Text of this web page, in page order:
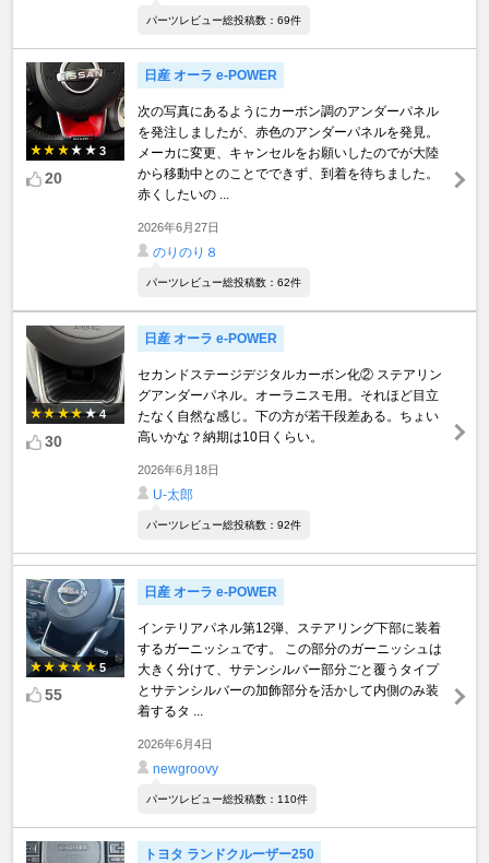
パーツレビュー総投稿数：69件
3
20
日産 オーラ e-POWER
次の写真にあるようにカーボン調のアンダーパネル
を発注しましたが、赤色のアンダーパネルを発見。
メーカに変更、キャンセルをお願いしたのでが大陸
から移動中とのことでできず、到着を待ちました。
赤くしたいの ...
2026年6月27日
のりのり８
パーツレビュー総投稿数：62件
4
30
日産 オーラ e-POWER
セカンドステージデジタルカーボン化② ステアリン
グアンダーパネル。オーラニスモ用。それほど目立
たなく自然な感じ。下の方が若干段差ある。ちょい
高いかな？納期は10日くらい。
2026年6月18日
U-太郎
パーツレビュー総投稿数：92件
5
55
日産 オーラ e-POWER
インテリアパネル第12弾、ステアリング下部に装着
するガーニッシュです。 この部分のガーニッシュは
大きく分けて、サテンシルバー部分ごと覆うタイプ
とサテンシルバーの加飾部分を活かして内側のみ装
着するタ ...
2026年6月4日
newgroovy
パーツレビュー総投稿数：110件
トヨタ ランドクルーザー250